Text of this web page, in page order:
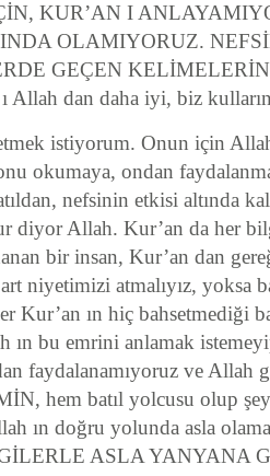
KUR’AN I
OLAMIYORUZ.
GEÇEN
Allah dan daha iyi, biz
istiyorum. Onun için
okumaya, ondan
nefsinin etkisi altında
diyor Allah. Kur’an da her
bir insan, Kur’an dan
niyetimizi atmalıyız, yoksa
Kur’an ın hiç bahsetmediği
ın bu emrini anlamak
faydalanamıyoruz ve Allah
hem batıl yolcusu olup
ın doğru yolunda asla
ASLA YANYANA